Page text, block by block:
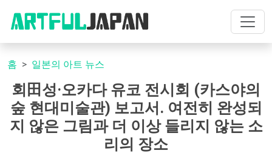
홈 일본의 아트 뉴스
회田성·오카다 유코 전시회 (카스야의
숲 현대미술관) 보고서. 여전히 완성되
지 않은 그림과 더 이상 들리지 않는 소
리의 장소